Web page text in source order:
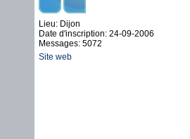
Lieu: Dijon
Date d'inscription: 24-09-2006
Messages: 5072
Site web